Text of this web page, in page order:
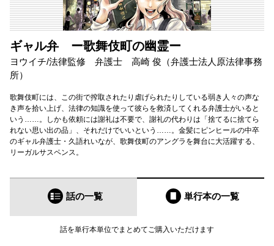
ギャル弁 ー歌舞伎町の幽霊ー
ヨウイチ/法律監修 弁護士 高崎 俊（弁護士法人原法律事務
所）
歌舞伎町には、この街で搾取されたり虐げられたりしている弱き人々の声な
き声を拾い上げ、法律の知識を使って彼らを救済してくれる弁護士がいると
いう……。しかも依頼には謝礼は不要で、謝礼の代わりは「捨てるに捨てら
れない思い出の品」、それだけでいいという……。金髪にピンヒールの中卒
のギャル弁護士・久語れいなが、歌舞伎町のアングラを舞台に大活躍する、
リーガルサスペンス。
話の一覧 単行本の一覧
話を単行本単位でまとめてご購入いただけます